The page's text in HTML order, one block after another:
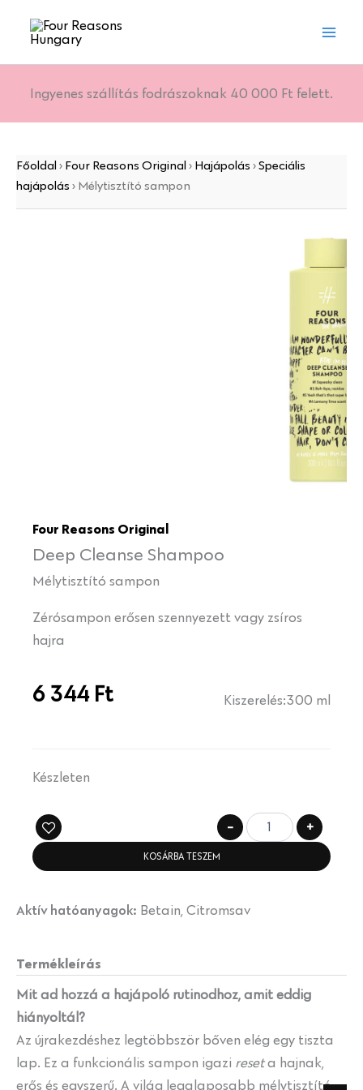
Ingyenes szállítás fodrászoknak 40 000 Ft felett.
Főoldal › Four Reasons Original › Hajápolás ›Speciális
hajápolás › Mélytisztító sampon
Four Reasons Original
Deep Cleanse Shampoo
Mélytisztító sampon
Zérósampon erősen szennyezett vagy zsíros
hajra
6 344 Ft Kiszerelés:300 ml
Készleten
- +
KOSÁRBA TESZEM
Aktív hatóanyagok: Betain, Citromsav
Termékleírás
Mit ad hozzá a hajápoló rutinodhoz, amit eddig
hiányoltál?
Az újrakezdéshez legtöbbször bőven elég egy tiszta
lap. Ez a funkcionális sampon igazi reseta hajnak,
erős és egyszerű. A világ legalaposabb mélytisztító